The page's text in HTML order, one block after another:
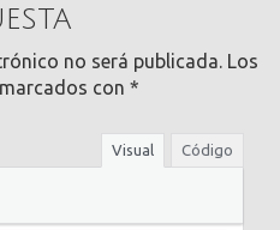
no será publicada. Los
con *
Visual Código